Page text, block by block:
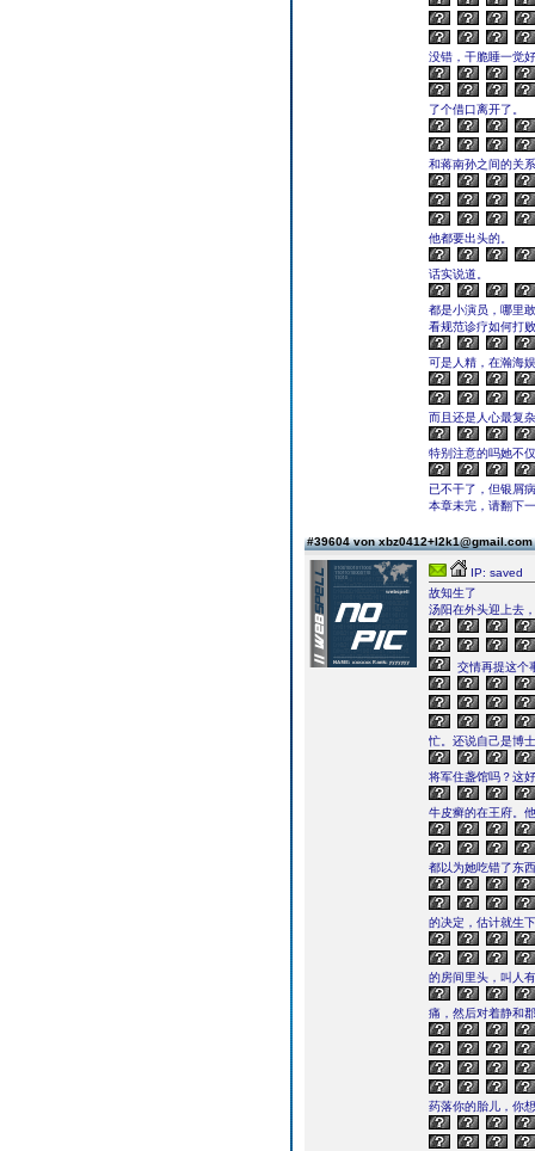
没错，干脆睡一觉
了个借口离开了。
和蒋南孙之间的关
他都要出头的。
话实说道。
都是小演员，哪里
看规范诊疗如何打
可是人精，在瀚海
而且还是人心最复
特别注意的吗她不
已不干了，但银屑
本章未完，请翻下
#39604 von xbz0412+l2k1@gmail.com
IP: saved
故知生了
汤阳在外头迎上去
交情再提这个
忙。还说自己是博
将军住盏馆吗？这
牛皮癣的在王府。
都以为她吃错了东
的决定，估计就生
的房间里头，叫人
痛，然后对着静和
药落你的胎儿，你